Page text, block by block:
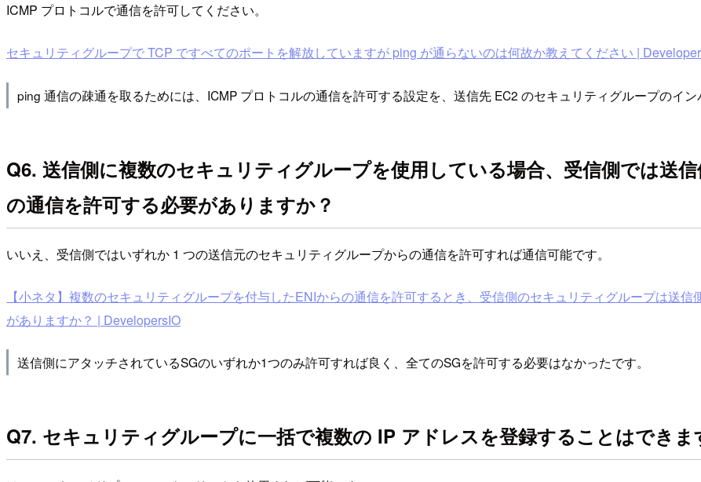
ICMP プロトコルで通信を許可してください。
セキュリティグループで TCP ですべてのポートを解放していますが ping が通らないのは何故か教えてください |
ping 通信の疎通を取るためには、ICMP プロトコルの通信を許可する設定を、送信先 EC2 のセキュリティグループのイン
Q6. 送信側に複数のセキュリティグループを使用している場合、受信側では送
の通信を許可する必要がありますか？
いいえ、受信側ではいずれか 1 つの送信元のセキュリティグループからの通信を許可すれば通信可能です。
【小ネタ】複数のセキュリティグループを付与したENIからの通信を許可するとき、受信側のセキュリティグループは送
がありますか？ | DevelopersIO
送信側にアタッチされているSGのいずれか1つのみ許可すれば良く、全てのSGを許可する必要はなかったです。
Q7. セキュリティグループに一括で複数の IP アドレスを登録することはできま